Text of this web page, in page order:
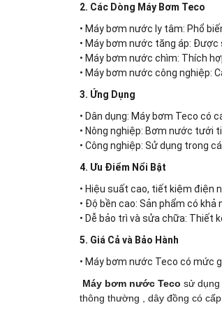
2. Các Dòng Máy Bơm Teco
• Máy bơm nước ly tâm: Phổ
• Máy bơm nước tăng áp:
• Máy bơm nước chìm: Thích
• Máy bơm nước công nghiệp:
3. Ứng Dụng
• Dân dụng: Máy bơm Teco có
• Nông nghiệp: Bơm nước tưới
• Công nghiệp: Sử dụng trong
4. Ưu Điểm Nổi Bật
• Hiệu suất cao, tiết kiệm điện
• Độ bền cao: Sản phẩm có
• Dễ bảo trì và sửa chữa: Thiết
5. Giá Cả và Bảo Hành
• Máy bơm nước Teco có mức
Máy bơm nước Teco sử
thông thường , dây đồng có